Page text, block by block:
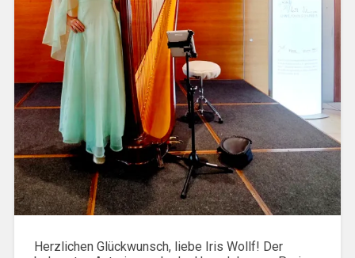
Herzlichen Glückwunsch, liebe Iris Wollf! Der